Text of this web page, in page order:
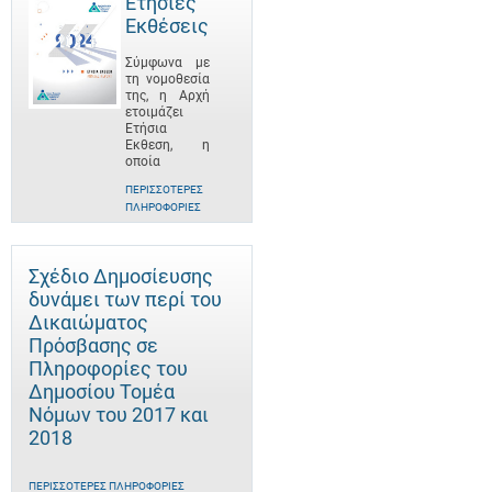
Εκθέσεις
Σύμφωνα με
τη νομοθεσία
της, η Αρχή
ετοιμάζει
Ετήσια
Έκθεση, η
οποία
ΠΕΡΙΣΣΌΤΕΡΕΣ
ΠΛΗΡΟΦΟΡΊΕΣ
Σχέδιο Δημοσίευσης
δυνάμει των περί του
Δικαιώματος
Πρόσβασης σε
Πληροφορίες του
Δημοσίου Τομέα
Νόμων του 2017 και
2018
ΠΕΡΙΣΣΌΤΕΡΕΣ ΠΛΗΡΟΦΟΡΊΕΣ